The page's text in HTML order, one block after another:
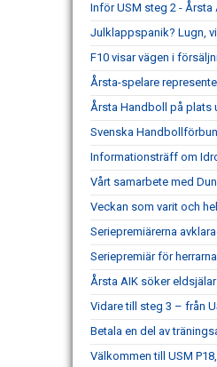
Inför USM steg 2 - Årsta
Julklappspanik? Lugn,
F10 visar vägen i
Årsta-spelare
Årsta Handboll på plats
Svenska
Informationsträff om
Vårt samarbete med
Veckan som varit och
Seriepremiärerna
Seriepremiär för
Årsta AIK söker
Vidare till steg 3 – från
Betala en del av
Välkommen till USM